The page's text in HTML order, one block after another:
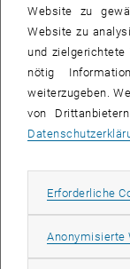
Äquivalente
von T3, öffnet
Hardy Räume
Spektralsatz
normale
Der Satz von
schwach
Website zu
Website zu
und zielgerichtete
nötig
weiterzugeben.
von
Erforderliche
Anonymisierte